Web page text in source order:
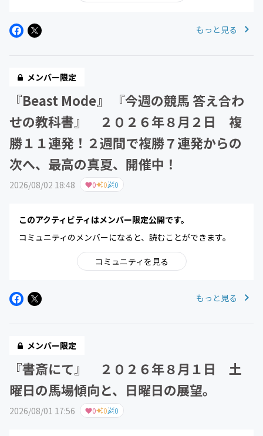
もっと見る
メンバー限定
『Beast Mode』 『今週の競馬 答え合わ
せの教科書』 ２０２６年８月２日 複
勝１１連発！２週間で複勝７連発からの
次へ、最高の真夏、開催中！
2026/08/02 18:48 0 0 0
このアクティビティはメンバー限定公開です。
コミュニティのメンバーになると、読むことができます。
コミュニティを見る
もっと見る
メンバー限定
『書斎にて』 ２０２６年８月１日 土
曜日の馬場傾向と、日曜日の展望。
2026/08/01 17:56 0 0 0